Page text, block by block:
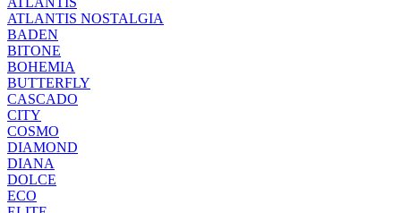
ATLANTIS NOSTALGIA
BADEN
BITONE
BOHEMIA
BUTTERFLY
CASCADO
CITY
COSMO
DIAMOND
DIANA
DOLCE
ECO